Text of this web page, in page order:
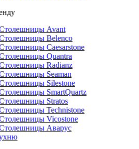
Avant
Belenco
Caesarstone
Quantra
Radianz
Seaman
Silestone
SmartQuartz
Stratos
Technistone
Vicostone
Аварус